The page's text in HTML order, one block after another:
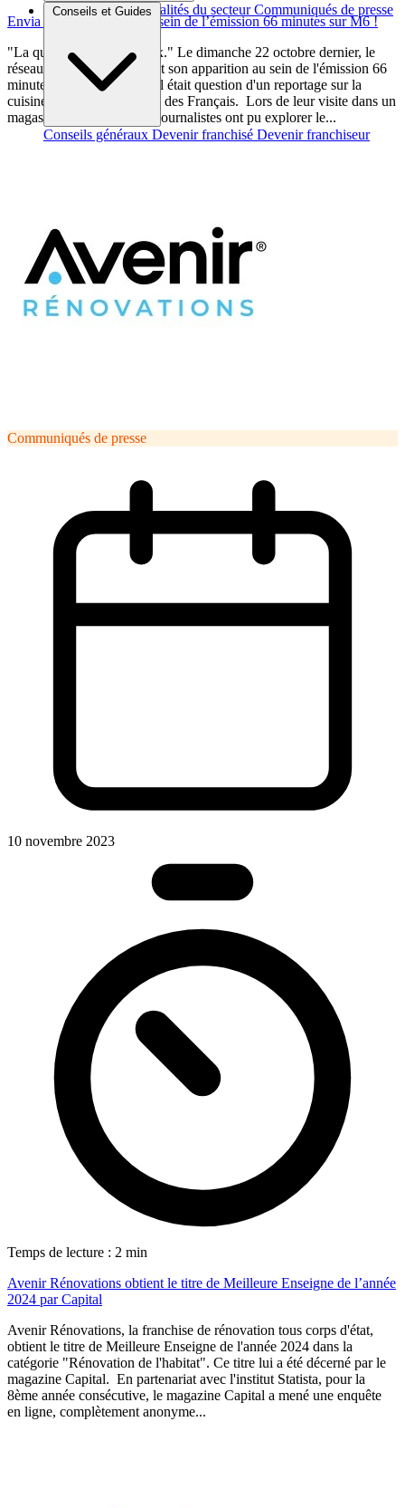
Brèves et actus Actualités du secteur Communiqués de presse
Conseils et Guides
Conseils généraux Devenir franchisé Devenir franchiseur
Envia Cuisines présent au sein de l’émission 66 minutes sur M6 !
"La qualité au meilleur prix." Le dimanche 22 octobre dernier, le
réseau Envia Cuisines a fait son apparition au sein de l'émission 66
minutes, diffusée sur M6. Il était question d'un reportage sur la
cuisine, élue pièce préférée des Français. Lors de leur visite dans un
magasin de la marque, les journalistes ont pu explorer le...
Communiqués de presse
10 novembre 2023
Temps de lecture : 2 min
Avenir Rénovations obtient le titre de Meilleure Enseigne de l’année
2024 par Capital
Avenir Rénovations, la franchise de rénovation tous corps d'état,
obtient le titre de Meilleure Enseigne de l'année 2024 dans la
catégorie "Rénovation de l'habitat". Ce titre lui a été décerné par le
magazine Capital. En partenariat avec l'institut Statista, pour la
8ème année consécutive, le magazine Capital a mené une enquête
en ligne, complètement anonyme...